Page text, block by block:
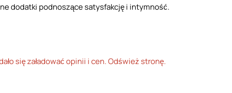
dodatki podnoszące satysfakcję i intymność.
się załadować opinii i cen. Odśwież stronę.